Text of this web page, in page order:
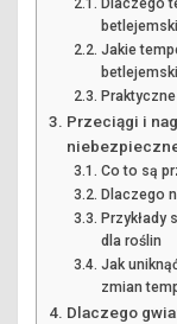
Dlaczego
Jakie
Przeciągi i
Co to są
Dlaczego
Przykłady
dla roślin
Jak
zmian
Dlaczego